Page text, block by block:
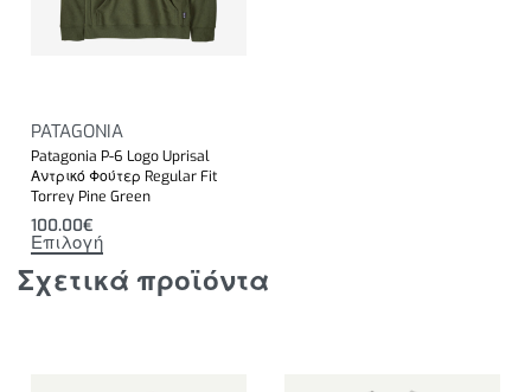
PATAGONIA
Patagonia P-6 Logo Uprisal
Αντρικό Φούτερ Regular Fit
Torrey Pine Green
100.00€
Επιλογή
Σχετικά προϊόντα